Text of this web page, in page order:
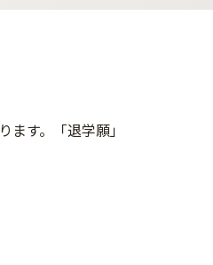
す。「退学願」